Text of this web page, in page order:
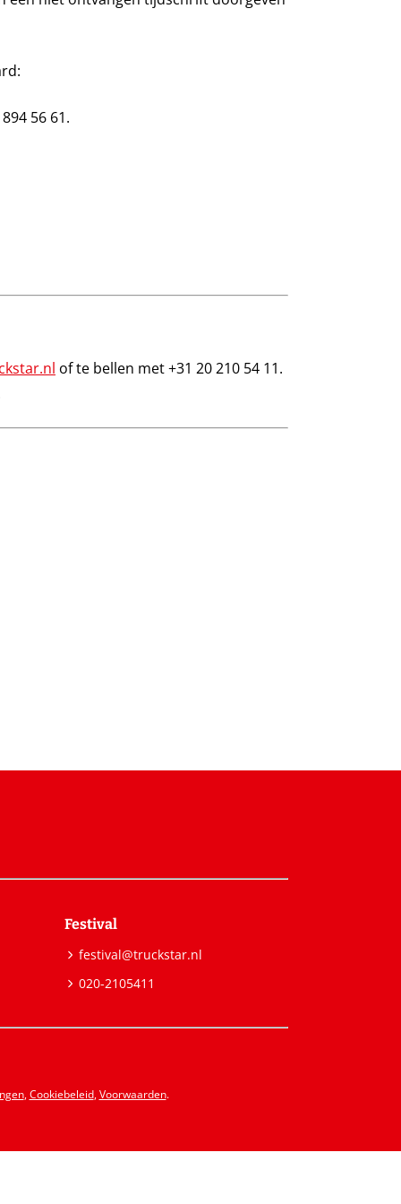
56 61.
of te bellen met +31 20 210 54 11.
Festival
festival@truckstar.nl
020-2105411
,Cookiebeleid,Voorwaarden.